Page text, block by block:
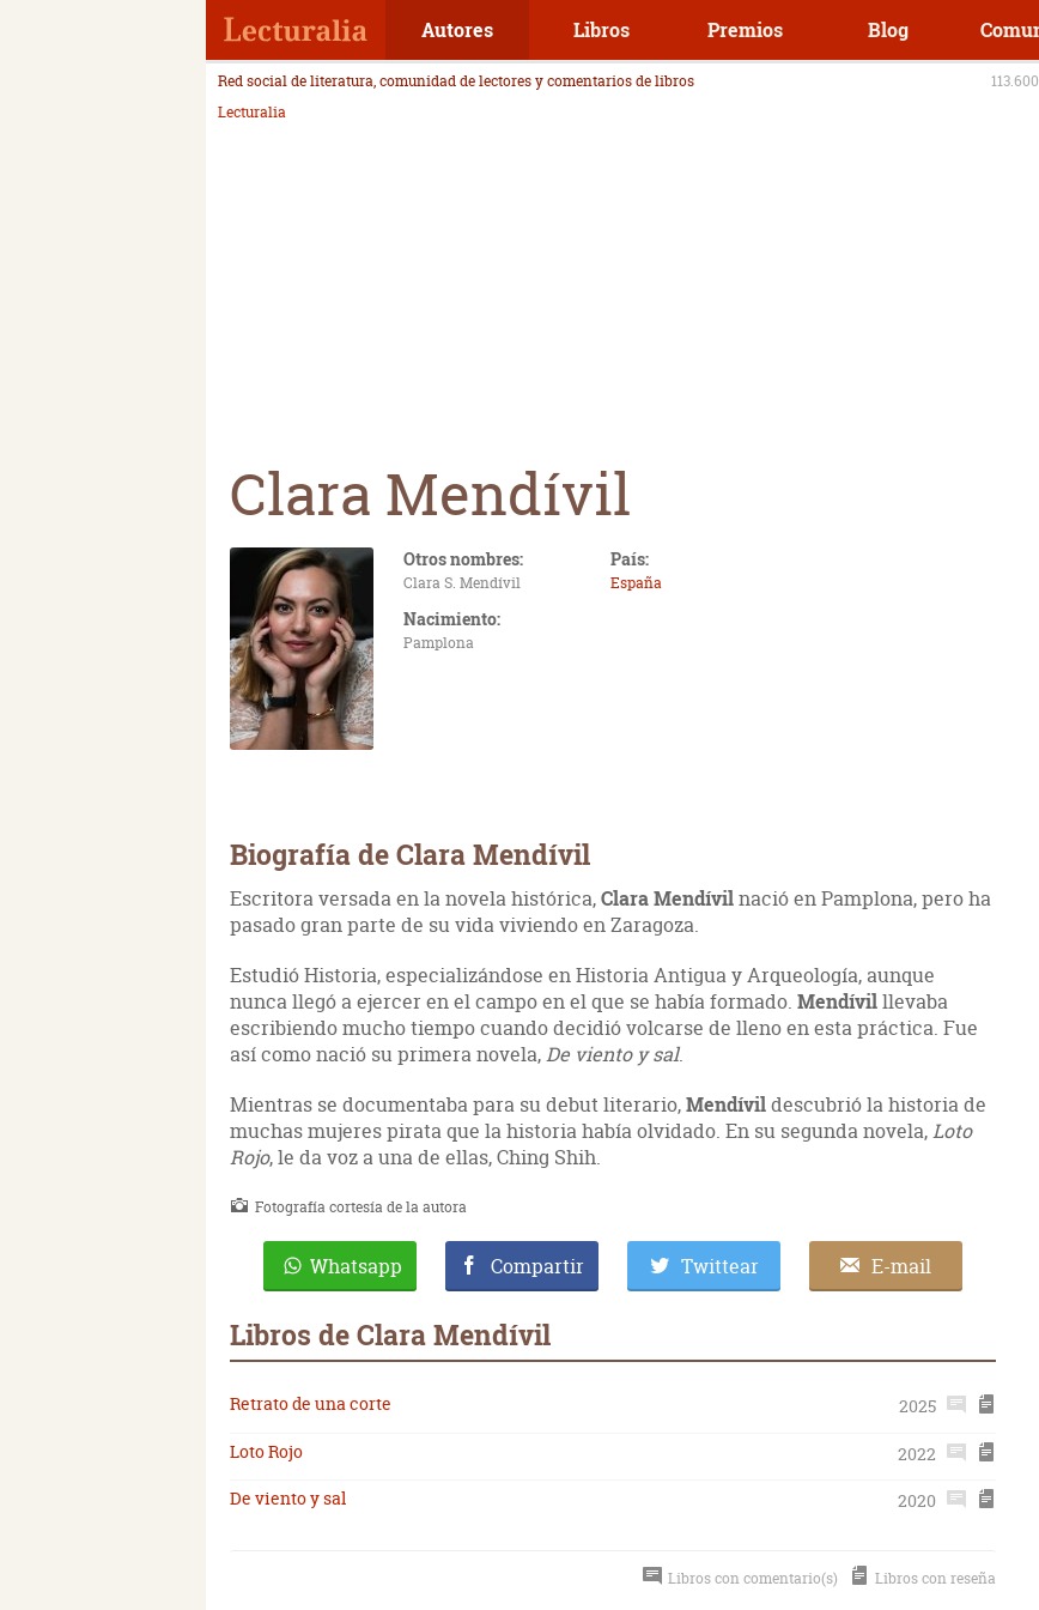
Autores Libros Premios Blog
Red social de literatura, comunidad de lectores y comentarios de libros
Lecturalia
Clara Mendívil
Otros nombres:
Clara S. Mendívil
País:
España
Nacimiento:
Pamplona
Biografía de Clara Mendívil
Escritora versada en la novela histórica,Clara Mendívilnació en Pamplona, pero ha
pasado gran parte de su vida viviendo en Zaragoza.
Estudió Historia, especializándose en Historia Antigua y Arqueología, aunque
nunca llegó a ejercer en el campo en el que se había formado. Mendívilllevaba
escribiendo mucho tiempo cuando decidió volcarse de lleno en esta práctica. Fue
así como nació su primera novela,De viento y sal.
Mientras se documentaba para su debut literario,Mendívildescubrió la historia de
muchas mujeres pirata que la historia había olvidado. En su segunda novela,Loto
Rojo, le da voz a una de ellas, Ching Shih.
Fotografía cortesía de la autora
Whatsapp Compartir Twittear E-mail
Libros de Clara Mendívil
Retrato de una corte
2025
Loto Rojo
2022
De viento y sal
2020
Libros con comentario(s) Libros con reseña